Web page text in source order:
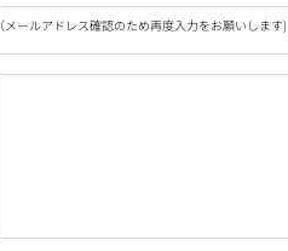
（メールアドレス確認のため再度入力をお願いします)